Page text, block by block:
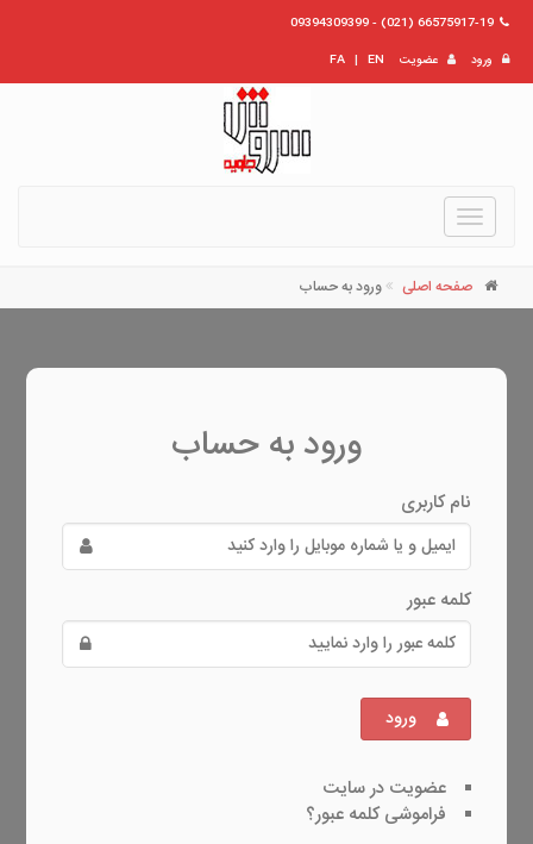
66575917-19 (021) - 09394309399
ورود
عضویت EN
|
FA
Toggle
navigation
صفحه اصلی ورود به حساب
ورود به حساب
نام کاربری
کلمه عبور
ورود
عضویت در سایت
فراموشی کلمه عبور؟